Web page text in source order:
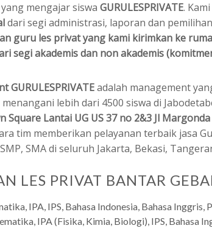
mengajar siswa GURULESPRIVATE.
dari segi administrasi, laporan dan
guru les privat yang kami kirimkan ke
segi akademis dan non akademis
GURULESPRIVATEadalah management
lebih dari 4500 siswa di
Square Lantai UG US 37 no 2&3 Jl
tim memberikan pelayanan terbaik jasa
SMA di seluruh Jakarta, Bekasi,
LES PRIVAT BANTAR
IPA, IPS, Bahasa Indonesia, Bahasa Inggris,
IPA (Fisika, Kimia, Biologi), IPS, Bahasa